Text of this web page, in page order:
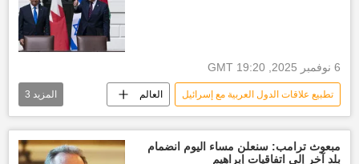
6 نوفمبر 2025, 19:20 GMT
تطبيع علاقات الدول العربية مع إسرائيل العالم
أخبار العالم الآن إسرائيل
الولايات المتحدة الأمريكية
المزيد 3
مبعوث ترامب: سنعلن مساء اليوم انضمام
بلد آخر إلى اتفاقيات إبراهيم